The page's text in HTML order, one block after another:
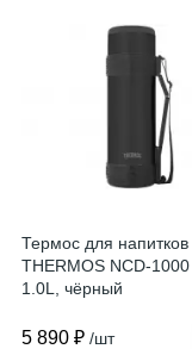
Термос для напитков
THERMOS NCD-
1.0L, чёрный
5 890 ₽ /шт